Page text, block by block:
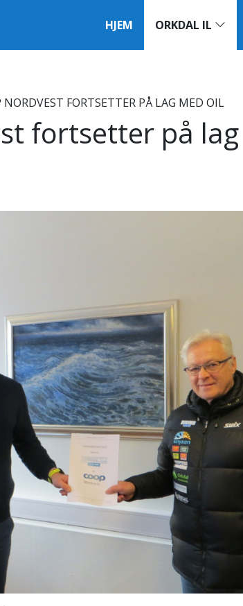
HJEM ORKDAL IL
NORDVEST FORTSETTER PÅ LAG MED OIL
fortsetter på